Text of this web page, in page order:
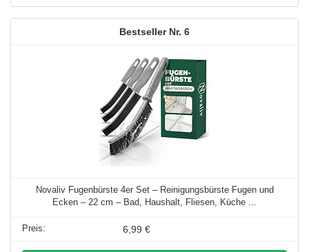
6
Novaliv Fugenbürste 4er Set – Reinigungsbürste Fugen und
Ecken – 22 cm – Bad, Haushalt, Fliesen, Küche ...
6,99 €